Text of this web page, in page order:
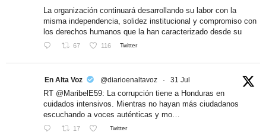
La organización continuará desarrollando su labor con la
misma independencia, solidez institucional y compromiso con
los derechos humanos que la han caracterizado desde su
67 116 Twitter
En Alta Voz @diarioenaltavoz · 31 Jul
RT @MaribelE59: La corrupción tiene a Honduras en
cuidados intensivos. Mientras no hayan más ciudadanos
escuchando a voces auténticas y mo…
17 Twitter